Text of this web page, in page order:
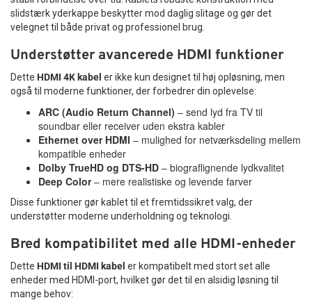
slidstærk yderkappe beskytter mod daglig slitage og gør det
velegnet til både privat og professionel brug.
Understøtter avancerede HDMI funktioner
Dette HDMI 4K kabel er ikke kun designet til høj opløsning, men
også til moderne funktioner, der forbedrer din oplevelse:
ARC (Audio Return Channel) – send lyd fra TV til
soundbar eller receiver uden ekstra kabler
Ethernet over HDMI – mulighed for netværksdeling mellem
kompatible enheder
Dolby TrueHD og DTS-HD – biograflignende lydkvalitet
Deep Color– mere realistiske og levende farver
Disse funktioner gør kablet til et fremtidssikret valg, der
understøtter moderne underholdning og teknologi.
Bred kompatibilitet med alle HDMI-enheder
Dette HDMI til HDMI kabel er kompatibelt med stort set alle
enheder med HDMI-port, hvilket gør det til en alsidig løsning til
mange behov: